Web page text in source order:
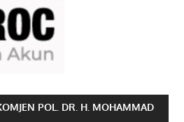
POL. DR. H. MOHAMMAD